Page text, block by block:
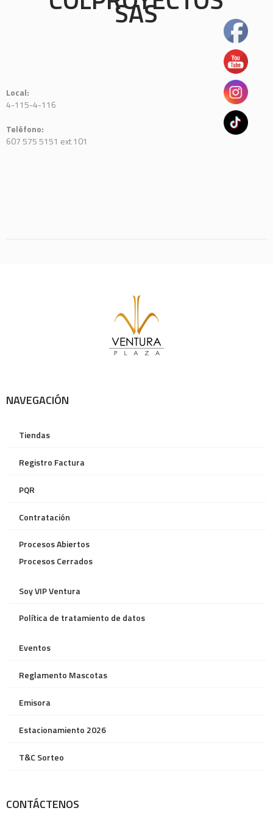
SAS
Local:
4-115-4-116
Teléfono:
607 575 5151 ext 101
NAVEGACIÓN
Tiendas
Registro Factura
PQR
Contratación
Procesos Abiertos
Procesos Cerrados
Soy VIP Ventura
Política de tratamiento de datos
Eventos
Reglamento Mascotas
Emisora
Estacionamiento 2026
T&C Sorteo
CONTÁCTENOS